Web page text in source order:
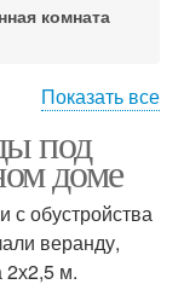
комната
доме
в частном доме
Показать все
под
доме
с обустройства
веранду,
2х2,5 м.